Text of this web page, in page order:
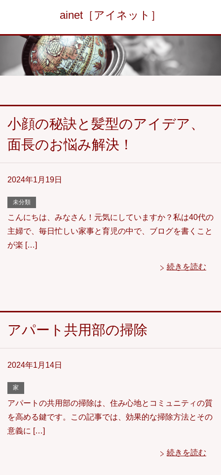
ainet［アイネット］
小顔の秘訣と髪型のアイデア、
面長のお悩み解決！
2024年1月19日
未分類
こんにちは、みなさん！元気にしていますか？私は40代の
主婦で、毎日忙しい家事と育児の中で、ブログを書くこと
が楽 […]
続きを読む
アパート共用部の掃除
2024年1月14日
家
アパートの共用部の掃除は、住み心地とコミュニティの質
を高める鍵です。この記事では、効果的な掃除方法とその
意義に […]
続きを読む